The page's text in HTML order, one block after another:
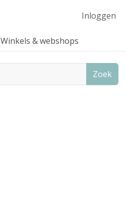
Inloggen
Winkels & webshops
Zoek